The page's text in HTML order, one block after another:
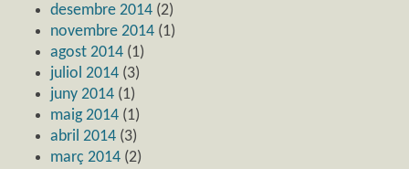
desembre 2014 (2)
novembre 2014 (1)
agost 2014 (1)
juliol 2014 (3)
juny 2014 (1)
maig 2014 (1)
abril 2014 (3)
març 2014 (2)